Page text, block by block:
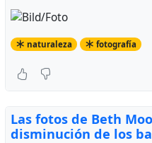
naturaleza fotografía
Las fotos de Beth
disminución de los